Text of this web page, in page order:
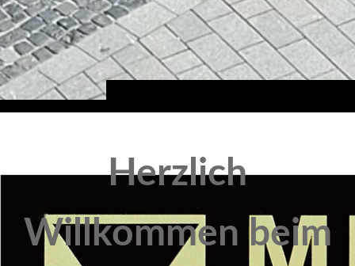
Herzlich
Willkommen beim